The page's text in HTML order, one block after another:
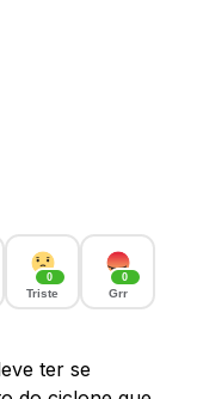
0
Triste
0
Grr
ter se